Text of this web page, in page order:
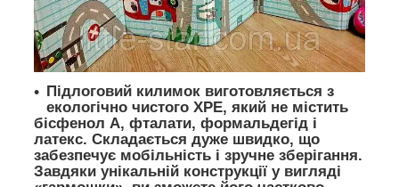
Підлоговий килимок виготовляється з
екологічно чистого XPE, який не містить
бісфенол А, фталати, формальдегід і
латекс. Складається дуже швидко, що
забезпечує мобільність і зручне зберігання.
Завдяки унікальній конструкції у вигляді